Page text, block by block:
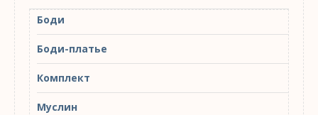
Боди
Боди-платье
Комплект
Муслин